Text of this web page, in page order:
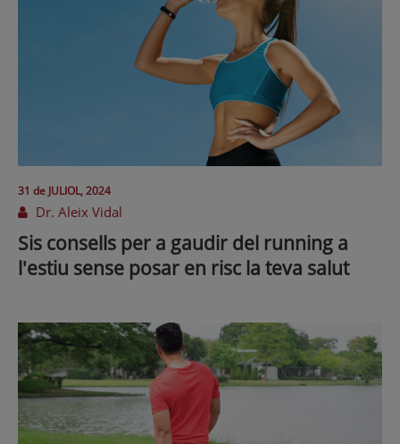
31 de JULIOL, 2024
Dr. Aleix Vidal
Sis consells per a gaudir del running a
l'estiu sense posar en risc la teva salut